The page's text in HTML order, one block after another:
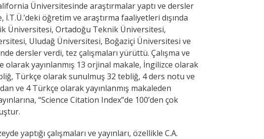
Üniversitesinde araştırmalar yaptı ve dersler
İ.T.Ü.’deki öğretim ve araştırma faaliyetleri dışında
Üniversitesi, Ortadoğu Teknik Üniversitesi,
Uludağ Üniversitesi, Boğaziçi Üniversitesi ve
dersler verdi, tez çalışmaları yürüttü. Çalışma ve
olarak yayınlanmış 13 orjinal makale, İngilizce olarak
Türkçe olarak sunulmuş 32 tebliğ, 4 ders notu ve
ve 4 Türkçe olarak yayınlanmış makaleden
“Science Citation Index”de 100’den çok
yaptığı çalışmaları ve yayınları, özellikle C.A.